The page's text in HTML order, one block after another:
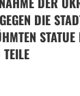
DIE
STATUE